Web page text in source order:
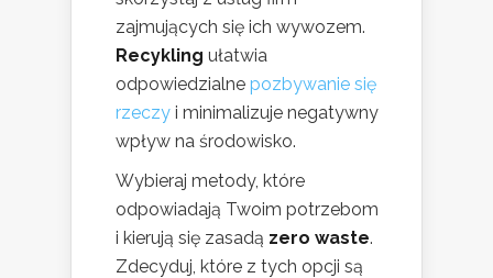
zajmujących się ich wywozem.
Recykling ułatwia
odpowiedzialne pozbywanie się
rzeczy i minimalizuje negatywny
wpływ na środowisko.
Wybieraj metody, które
odpowiadają Twoim potrzebom
i kierują się zasadą zero waste.
Zdecyduj, które z tych opcji są